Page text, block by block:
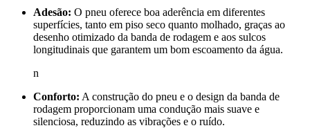
Adesão: O pneu oferece boa aderência em diferentes
superfícies, tanto em piso seco quanto molhado, graças ao
desenho otimizado da banda de rodagem e aos sulcos
longitudinais que garantem um bom escoamento da água.
n
Conforto: A construção do pneu e o design da banda de
rodagem proporcionam uma condução mais suave e
silenciosa, reduzindo as vibrações e o ruído.